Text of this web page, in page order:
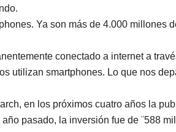
Ya son más de 4.000 millones
conectado a internet a
utilizan smartphones. Lo que nos
en los próximos cuatro años la
pasado, la inversión fue de ¨588